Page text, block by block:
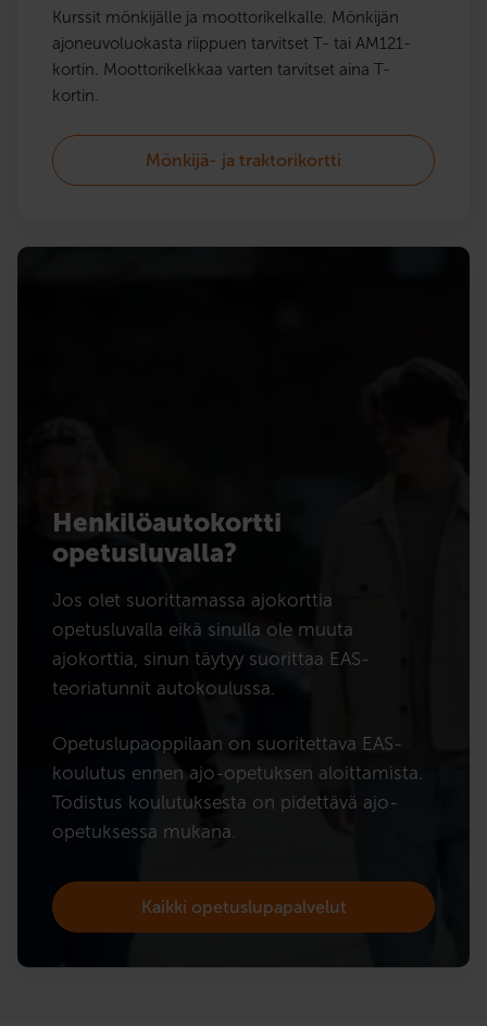
Kurssit mönkijälle ja moottorikelkalle. Mönkijän
ajoneuvoluokasta riippuen tarvitset T- tai AM121-
kortin. Moottorikelkkaa varten tarvitset aina T-
kortin.
Mönkijä- ja traktorikortti
Henkilöautokortti
opetusluvalla?
Jos olet suorittamassa ajokorttia
opetusluvalla eikä sinulla ole muuta
ajokorttia, sinun täytyy suorittaa EAS-
teoriatunnit autokoulussa.
Opetuslupaoppilaan on suoritettava EAS-
koulutus ennen ajo-opetuksen aloittamista.
Todistus koulutuksesta on pidettävä ajo-
opetuksessa mukana.
Kaikki opetuslupapalvelut